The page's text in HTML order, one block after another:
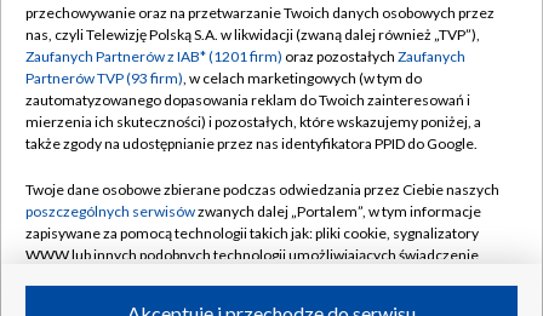
Abonament TVP
Emisja w TVP
Centrum informacji TVP
Naziemna Telewizja Cyfrowa
Rada Programowa
System NOS
Informacje o nadawcy
Regulamin TVP
Polityka prywatności
Moje zgody
Pomoc
Kontakt
Kanały
przechowywanie oraz na przetwarzanie Twoich danych osobowych przez
nas, czyli Telewizję Polską S.A. w likwidacji (zwaną dalej również „TVP”),
Zaufanych Partnerów z IAB* (1201 firm) oraz pozostałych Zaufanych
Partnerów TVP (93 firm), w celach marketingowych (w tym do
zautomatyzowanego dopasowania reklam do Twoich zainteresowań i
mierzenia ich skuteczności) i pozostałych, które wskazujemy poniżej, a
także zgody na udostępnianie przez nas identyfikatora PPID do Google.
Twoje dane osobowe zbierane podczas odwiedzania przez Ciebie naszych
poszczególnych serwisówzwanych dalej „Portalem”, w tym informacje
zapisywane za pomocą technologii takich jak: pliki cookie, sygnalizatory
WWW lub innych podobnych technologii umożliwiających świadczenie